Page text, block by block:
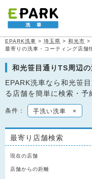
EPARK洗車 > 埼玉県 > 和光市 >
最寄りの洗車・コーティング店舗
和光笹目通りTS周辺
EPARK洗車なら和光笹
る店舗を簡単に検索・予
条件： 手洗い洗車 ×
最寄り店舗検索
現在の店舗
店舗からの距離